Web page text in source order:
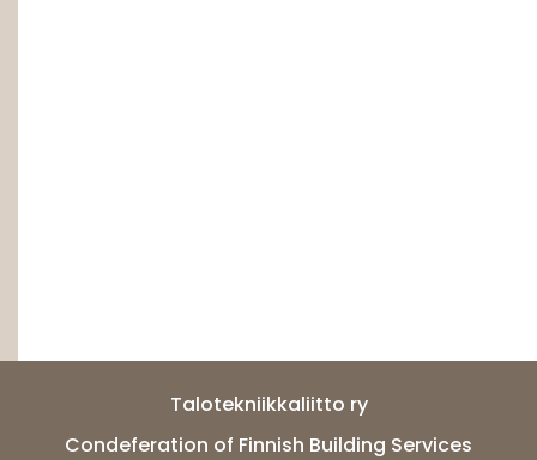
Talotekniikkaliitto ry
Condeferation of Finnish Building Services